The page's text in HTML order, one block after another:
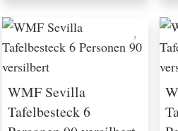
WMF Sevilla
Tafelbesteck 6